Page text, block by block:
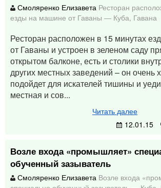
Смоляренко Елизавета Ресторан
езды на машине от Гаваны — Куба, Гавана
Ресторан расположен в 15 минутах
от Гаваны и устроен в зеленом саду
открытом балконе, есть и столики
других местных заведений – он очень
подойдет для искателей тишины и
местная и сов...
Читать далее
12.01.15
Возле входа «промышляет»
обученный зазыватель
Смоляренко Елизавета Возле входа